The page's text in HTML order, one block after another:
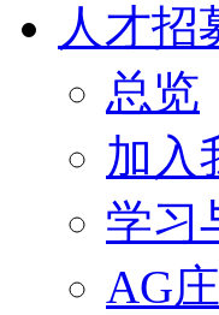
人才招
总览
加入
学习
AG